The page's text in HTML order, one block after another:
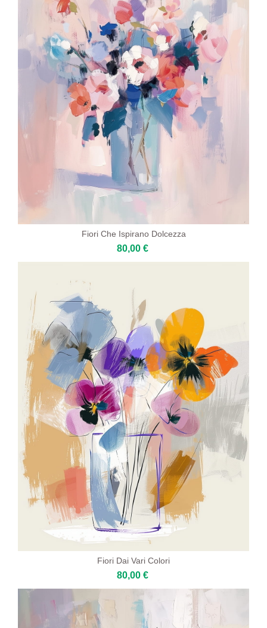
Fiori Che Ispirano Dolcezza
80,00 €
Fiori Dai Vari Colori
80,00 €